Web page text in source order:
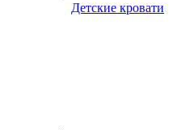
Детские кровати